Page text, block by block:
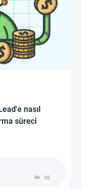
nasıl
süreci
98